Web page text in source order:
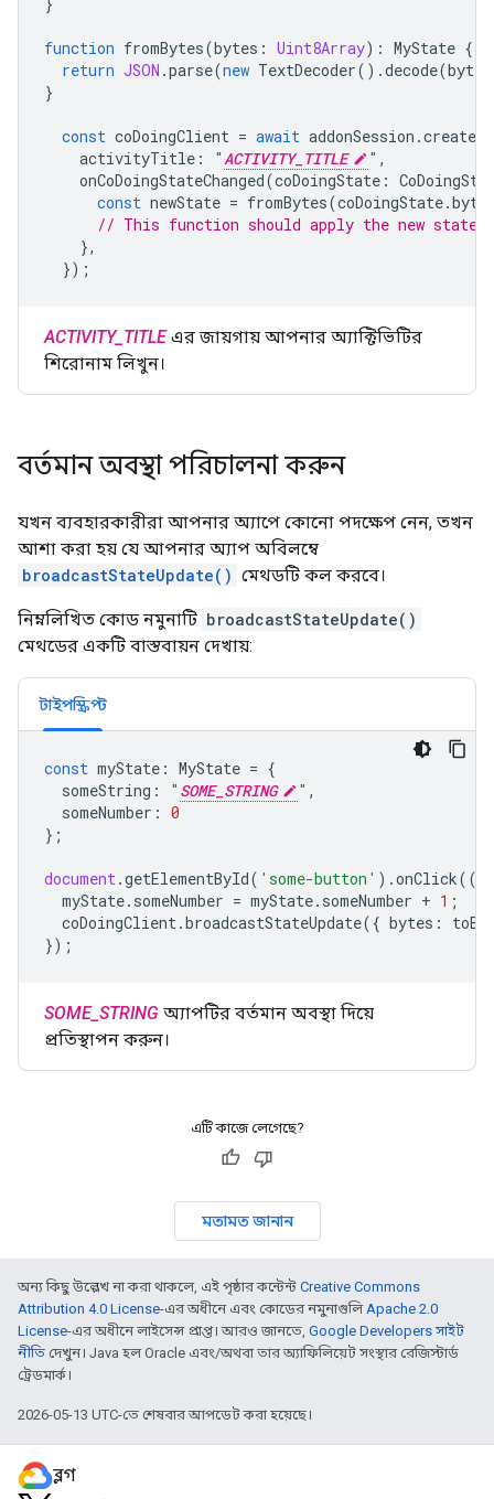
function fromBytes(bytes : Uint8Array) : MyState {
return JSON .parse(new TextDecoder().decode(bytes
}
const coDoingClient = await addonSession .
activityTitle : "ACTIVITY_TITLE " ,
onCoDoingStateChanged(coDoingState :
const newState = fromBytes(coDoingState.
// This function should apply the new state
},
});
ACTIVITY_TITLEএর জায়গায় আপনার অ্যাক্টিভিটির
শিরোনাম লিখুন।
বর্তমান অবস্থা পরিচালনা করুন
যখন ব্যবহারকারীরা আপনার অ্যাপে কোনো পদক্ষেপ নেন, তখন
আশা করা হয় যে আপনার অ্যাপ অবিলম্বে
broadcastStateUpdate() মেথডটি কল করবে।
নিম্নলিখিত কোড নমুনাটি broadcastStateUpdate()
মেথডের একটি বাস্তবায়ন দেখায়:
টাইপস্ক্রিপ্ট
const myState : MyState = {
someString : " SOME_STRING " ,
someNumber : 0
};
document.getElementById( 'some-button' ).onClick(()
myState. someNumber = myState. someNumber + 1 ;
coDoingClient.broadcastStateUpdate({ bytes :
});
SOME_STRING অ্যাপটির বর্তমান অবস্থা দিয়ে
প্রতিস্থাপন করুন।
এটি কাজে লেগেছে?
মতামত জানান
অন্য কিছু উল্লেখ না করা থাকলে, এই পৃষ্ঠার কন্টেন্ট Creative Commons
Attribution 4.0 License-এর অধীনে এবং কোডের নমুনাগুলিApache 2.0
License-এর অধীনে লাইসেন্স প্রাপ্ত। আরও জানতে, Google Developers সাইট
নীতি দেখুন। Java হল Oracle এবং/অথবা তার অ্যাফিলিয়েট সংস্থার রেজিস্টার্ড
ট্রেডমার্ক।
2026-05-13 UTC-তে শেষবার আপডেট করা হয়েছে।
ব্লগ